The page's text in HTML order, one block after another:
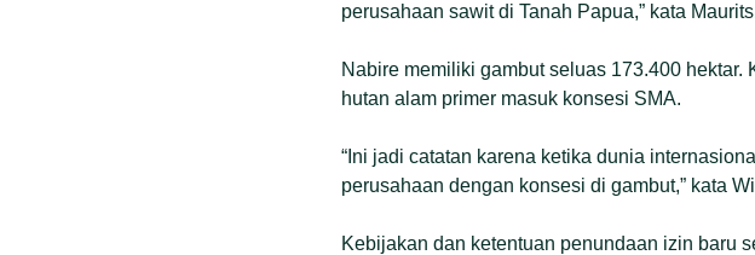
perusahaan sawit di Tanah Papua,” kata
Nabire memiliki gambut seluas 173.400
hutan alam primer masuk konsesi SMA.
“Ini jadi catatan karena ketika dunia
perusahaan dengan konsesi di gambut,” kata
Kebijakan dan ketentuan penundaan izin baru